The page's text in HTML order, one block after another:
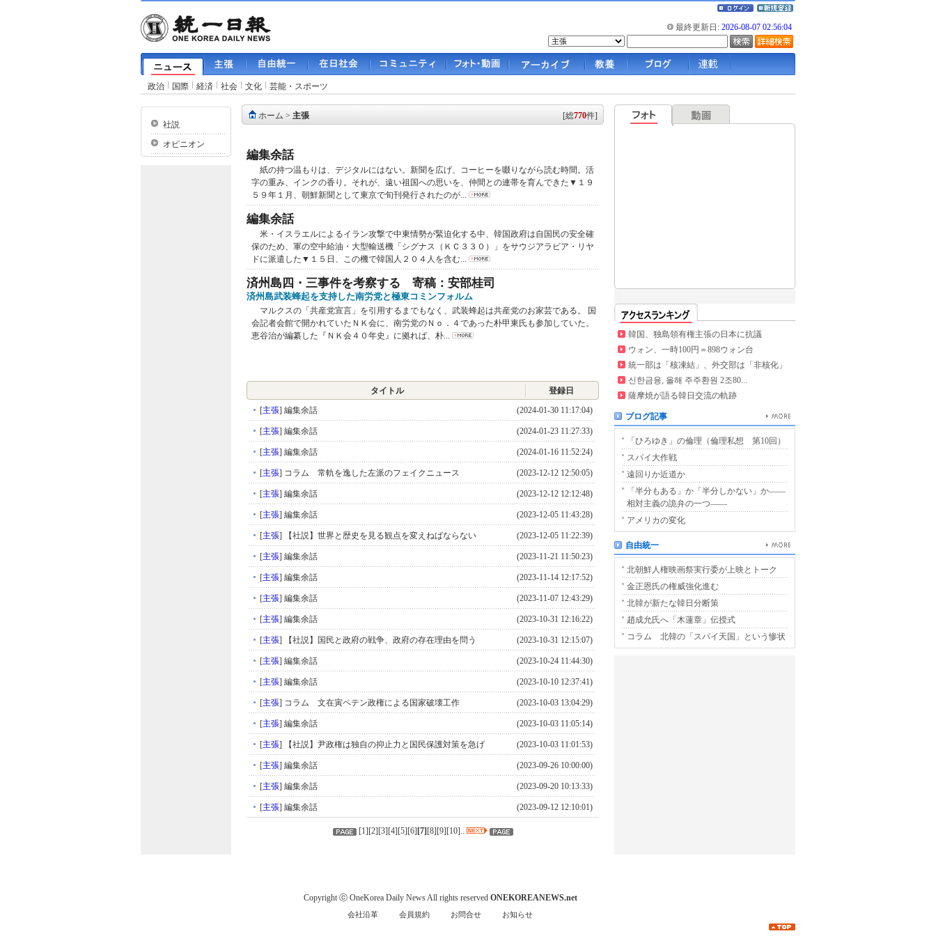
最終更新日: 2026-08-07 02:56:04
政治 国際 経済 社会 文化 芸能・スポーツ
社説
オピニオン
ホーム > 主張 [総770件]
編集余話
紙の持つ温もりは、デジタルにはない。新聞を広げ、コーヒーを啜りながら読む時間。活
字の重み、インクの香り。それが、遠い祖国への思いを、仲間との連帯を育んできた▼１９
５９年１月、朝鮮新聞として東京で旬刊発行されたのが...
編集余話
米・イスラエルによるイラン攻撃で中東情勢が緊迫化する中、韓国政府は自国民の安全確
保のため、軍の空中給油・大型輸送機「シグナス（ＫＣ３３０）」をサウジアラビア・リヤ
ドに派遣した▼１５日、この機で韓国人２０４人を含む...
済州島四・三事件を考察する 寄稿：安部桂司
済州島武装蜂起を支持した南労党と極東コミンフォルム
マルクスの「共産党宣言」を引用するまでもなく、武装蜂起は共産党のお家芸である。 国
会記者会館で開かれていたＮＫ会に、南労党のＮｏ．４であった朴甲東氏も参加していた。
恵谷治が編纂した『ＮＫ会４０年史』に拠れば、朴...
タイトル
登録日
[主張] 編集余話 (2024-01-30 11:17:04)
[主張] 編集余話 (2024-01-23 11:27:33)
[主張] 編集余話 (2024-01-16 11:52:24)
[主張] コラム 常軌を逸した左派のフェイクニュース (2023-12-12 12:50:05)
[主張] 編集余話 (2023-12-12 12:12:48)
[主張] 編集余話 (2023-12-05 11:43:28)
[主張] 【社説】世界と歴史を見る観点を変えねばならない (2023-12-05 11:22:39)
[主張] 編集余話 (2023-11-21 11:50:23)
[主張] 編集余話 (2023-11-14 12:17:52)
[主張] 編集余話 (2023-11-07 12:43:29)
[主張] 編集余話 (2023-10-31 12:16:22)
[主張] 【社説】国民と政府の戦争、政府の存在理由を問う (2023-10-31 12:15:07)
[主張] 編集余話 (2023-10-24 11:44:30)
[主張] 編集余話 (2023-10-10 12:37:41)
[主張] コラム 文在寅ペテン政権による国家破壊工作 (2023-10-03 13:04:29)
[主張] 編集余話 (2023-10-03 11:05:14)
[主張] 【社説】尹政権は独自の抑止力と国民保護対策を急げ (2023-10-03 11:01:53)
[主張] 編集余話 (2023-09-26 10:00:00)
[主張] 編集余話 (2023-09-20 10:13:33)
[主張] 編集余話 (2023-09-12 12:10:01)
[1][2][3][4][5][6] [7] [8][9][10]..
韓国、独島領有権主張の日本に抗議
ウォン、一時100円＝898ウォン台
統一部は「核凍結」、外交部は「非核化」
신한금융, 올해 주주환원 2조80...
薩摩焼が語る韓日交流の軌跡
ブログ記事
「ひろゆき」の倫理（倫理私想 第10回）
スパイ大作戦
遠回りか近道か
「半分もある」か「半分しかない」か――
相対主義の詭弁の一つ――
アメリカの変化
自由統一
北朝鮮人権映画祭実行委が上映とトーク
金正恩氏の権威強化進む
北韓が新たな韓日分断策
趙成允氏へ「木蓮章」伝授式
コラム 北韓の「スパイ天国」という惨状
Copyright ⓒ OneKorea Daily News All rights reserved ONEKOREANEWS.net
会社沿革 会員規約 お問合せ お知らせ